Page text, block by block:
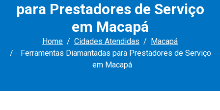
para Prestadores de Serviço
em Macapá
Home Cidades Atendidas
Macapá
Ferramentas Diamantadas para Prestadores de Serviço
em Macapá